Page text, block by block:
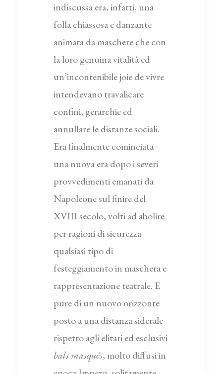
indiscussa era, infatti, una
folla chiassosa e danzante
animata da maschere che con
la loro genuina vitalità ed
un’incontenibile joie de vivre
intendevano travalicare
confini, gerarchie ed
annullare le distanze sociali.
Era finalmente cominciata
una nuova era dopo i severi
provvedimenti emanati da
Napoleone sul finire del
XVIII secolo, volti ad abolire
per ragioni di sicurezza
qualsiasi tipo di
festeggiamento in maschera e
rappresentazione teatrale. E
pure di un nuovo orizzonte
posto a una distanza siderale
rispetto agli elitari ed esclusivi
bals masqués, molto diffusi in